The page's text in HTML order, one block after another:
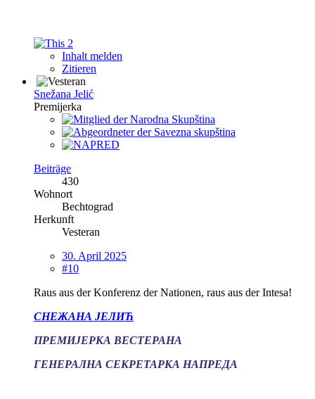
2
Inhalt melden
Zitieren
Snežana Jelić
Premijerka
Beiträge
430
Wohnort
Bechtograd
Herkunft
Vesteran
30. April 2025
#10
Raus aus der Konferenz der Nationen, raus aus der Intesa!
СНЕЖАНА ЈЕЛИЋ
ПРЕМИЈЕРКА ВЕСТЕРАНА
ГЕНЕРАЛНА СЕКРЕТАРКА НАПРЕДА